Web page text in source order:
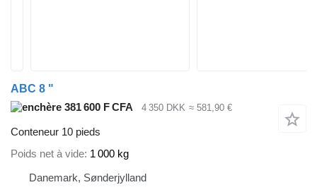
ABC 8 "
381 600 F CFA
4 350 DKK ≈ 581,90 €
Conteneur 10 pieds
Poids net à vide 1 000 kg
Danemark, Sønderjylland